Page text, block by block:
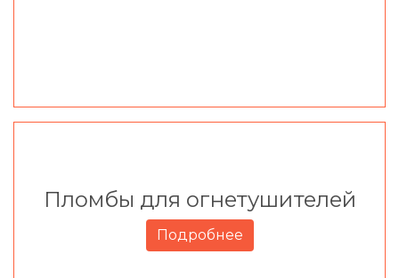
Пломбы для огнетушителей
Подробнее